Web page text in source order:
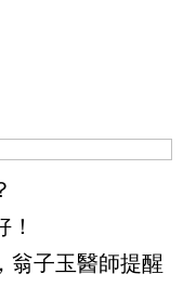
翁子玉醫師提醒